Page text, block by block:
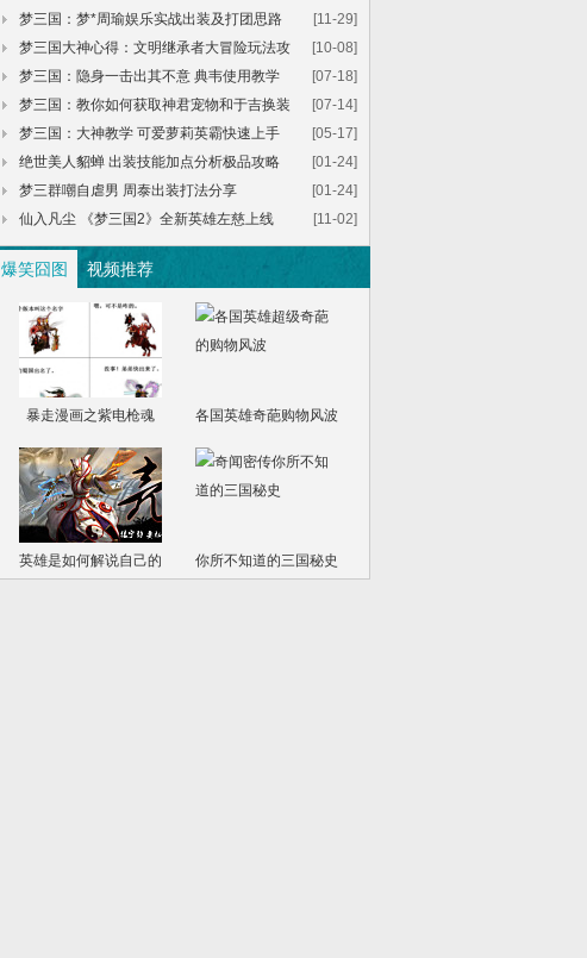
[11-29]
梦三国：梦*周瑜娱乐实战出装及打团思路
[10-08]
梦三国大神心得：文明继承者大冒险玩法攻
略
[07-18]
梦三国：隐身一击出其不意 典韦使用教学
[07-14]
梦三国：教你如何获取神君宠物和于吉换装
[05-17]
梦三国：大神教学 可爱萝莉英霸快速上手
[01-24]
绝世美人貂蝉 出装技能加点分析极品攻略
[01-24]
梦三群嘲自虐男 周泰出装打法分享
[11-02]
仙入凡尘 《梦三国2》全新英雄左慈上线
爆笑囧图 视频推荐
暴走漫画之紫电枪魂 各国英雄奇葩购物风波
英雄是如何解说自己的 你所不知道的三国秘史